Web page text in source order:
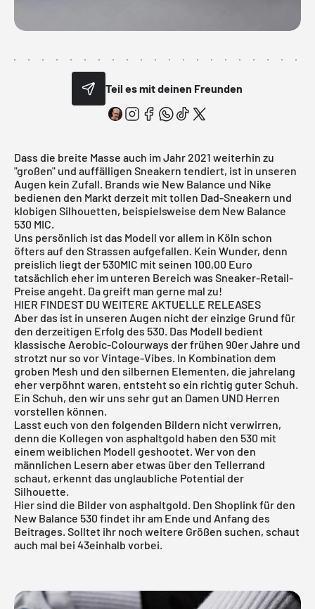
Teil es mit deinen Freunden
Dass die breite Masse auch im Jahr 2021 weiterhin zu
"großen" und auffälligen Sneakern tendiert, ist in unseren
Augen kein Zufall. Brands wie New Balance und Nike
bedienen den Markt derzeit mit tollen Dad-Sneakern und
klobigen Silhouetten, beispielsweise dem New Balance
530 MIC.
Uns persönlich ist das Modell vor allem in Köln schon
öfters auf den Strassen aufgefallen. Kein Wunder, denn
preislich liegt der 530MIC mit seinen 100,00 Euro
tatsächlich eher im unteren Bereich was Sneaker-Retail-
Preise angeht. Da greift man gerne mal zu!
HIER FINDEST DU WEITERE AKTUELLE RELEASES
Aber das ist in unseren Augen nicht der einzige Grund für
den derzeitigen Erfolg des 530. Das Modell bedient
klassische Aerobic-Colourways der frühen 90er Jahre und
strotzt nur so vor Vintage-Vibes. In Kombination dem
groben Mesh und den silbernen Elementen, die jahrelang
eher verpöhnt waren, entsteht so ein richtig guter Schuh.
Ein Schuh, den wir uns sehr gut an Damen UND Herren
vorstellen können.
Lasst euch von den folgenden Bildern nicht verwirren,
denn die Kollegen von asphaltgold haben den 530 mit
einem weiblichen Modell geshootet. Wer von den
männlichen Lesern aber etwas über den Tellerrand
schaut, erkennt das unglaubliche Potential der
Silhouette.
Hier sind die Bilder von asphaltgold. Den Shoplink für den
New Balance 530 findet ihr am Ende und Anfang des
Beitrages. Solltet ihr noch weitere Größen suchen, schaut
auch mal bei 43einhalb vorbei.